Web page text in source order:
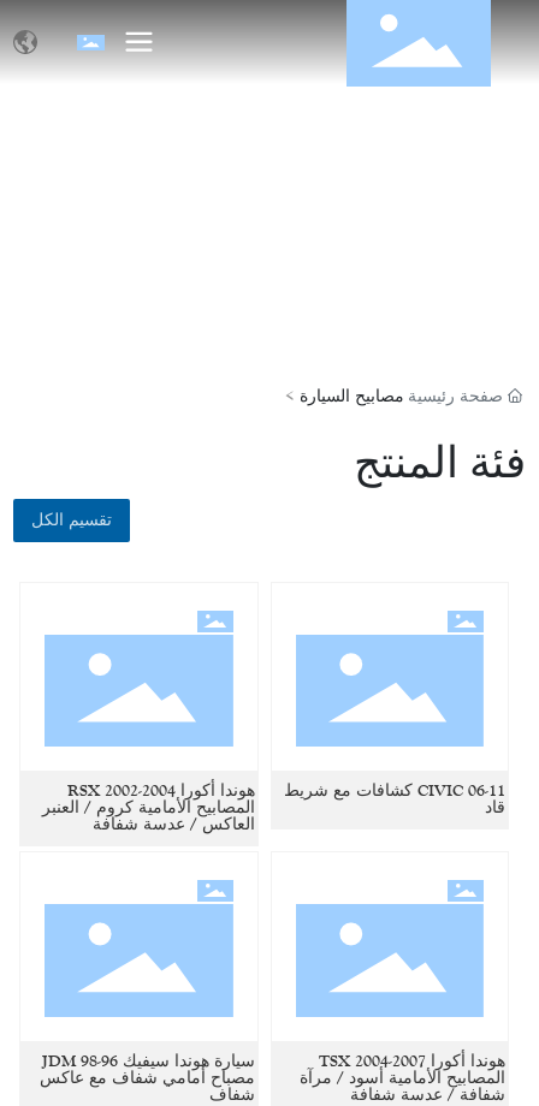
صفحة رئيسية مصابيح السيارة
فئة المنتج
تقسيم الكل
06-11 CIVIC كشافات مع شريط
قاد
هوندا أكورا RSX 2002-2004
المصابيح الأمامية كروم / العنبر
العاكس / عدسة شفافة
هوندا أكورا TSX 2004-2007
المصابيح الأمامية أسود / مرآة
شفافة / عدسة شفافة
سيارة هوندا سيفيك 96-98 JDM
مصباح أمامي شفاف مع عاكس
شفاف